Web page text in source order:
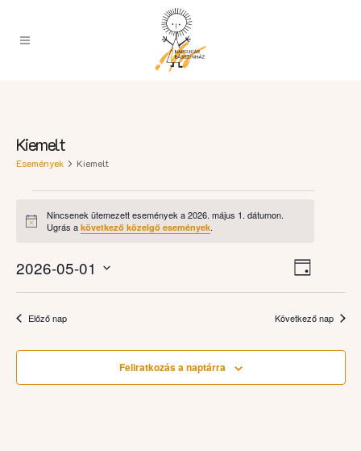
Kiemelt
Események Kiemelt
for
május
Notice
Nincsenek ütemezett események a 2026. május 1. dátumon.
Ugrás a következő közelgő események.
Navigációs
Esemény
nézet
navigáció
Nap
2026-05-01
Dátum
kiválasztása.
Előző nap Következő nap
Feliratkozás a naptárra